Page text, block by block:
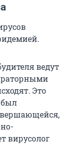
ведут
Это
был
вирусолог